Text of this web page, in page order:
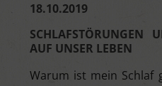
18.10.2019
SCHLAFSTÖRUNGEN
AUF UNSER LEBEN
Warum ist mein Schlaf